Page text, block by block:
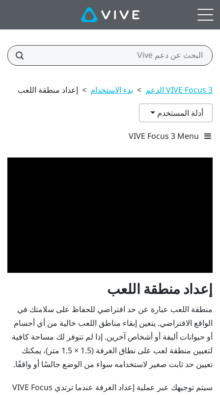
VIVE Focus 3 الدعم > بدء الاستخدام > إعداد منطقة اللعب
أدلة المستخدم
VIVE Focus 3 Menu
إعداد منطقة اللعب
منطقة اللعب عبارة عن حد افتراضي للحفاظ على سلامتك في
الواقع الافتراضي. يتعين إبقاء مناطق اللعب خالية من أي أجسام
أو حيوانات أليفة أو أشخاص آخرين. إذا لم تتوفر لك مساحة كافية
لتعيين منطقة لعب على نطاق الغرفة (1.5 × 1.5 متر)، يمكنك
تعيين حد ثابت صغير لاستخدامه سواء من الوضع جالسًا أو واقفًا.
سيتم توجيهك عبر عملية إعداد الغرفة عندما ترتدي VIVE Focus